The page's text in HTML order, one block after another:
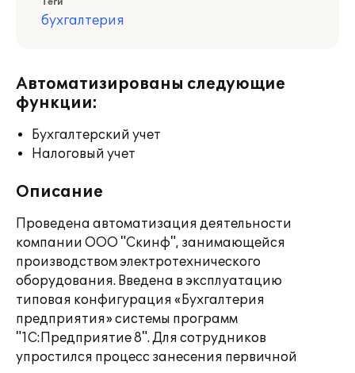
бухгалтерия
Автоматизированы следующие
функции:
Бухгалтерский учет
Налоговый учет
Описание
Проведена автоматизация деятельности
компании ООО "Скинф", занимающейся
производством электротехнического
оборудования. Введена в эксплуатацию
типовая конфигурация «Бухгалтерия
предприятия» системы программ
"1С:Предприятие 8". Для сотрудников
упростился процесс занесения первичной